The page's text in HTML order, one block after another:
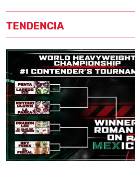
TENDENCIA